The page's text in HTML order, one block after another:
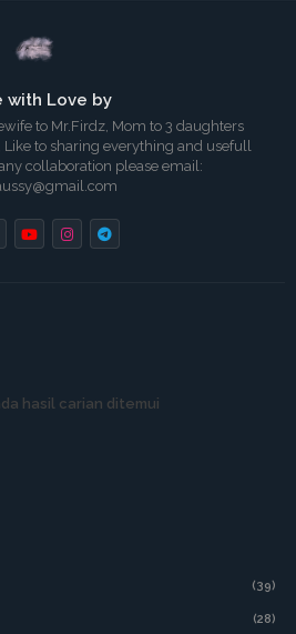
with Love by
to Mr.Firdz, Mom to 3 daughters
to sharing everything and usefull
collaboration please email:
hasil carian ditemui
(39)
(28)